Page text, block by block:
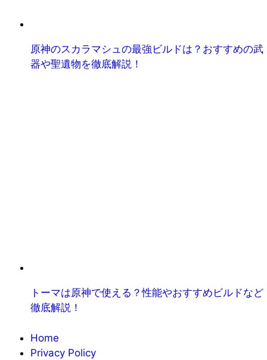
原神のスカラマシュの最強ビルドは？おすすめの武
器や聖遺物を徹底解説！
トーマは原神で使える？性能やおすすめビルドなど
徹底解説！
Home
Privacy Policy